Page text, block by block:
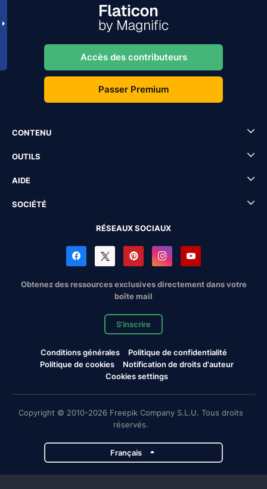
Accès des contributeurs
Passer Premium
CONTENU
OUTILS
AIDE
SOCIÉTÉ
RÉSEAUX SOCIAUX
Obtenez des ressources exclusives directement dans votre
boîte mail
S'inscrire
Conditions générales
Politique de confidentialité
Politique de cookies
Notification de droits d'auteur
Cookies settings
Copyright © 2010-2026 Freepik Company S.L.U. Tous droits
réservés.
Français